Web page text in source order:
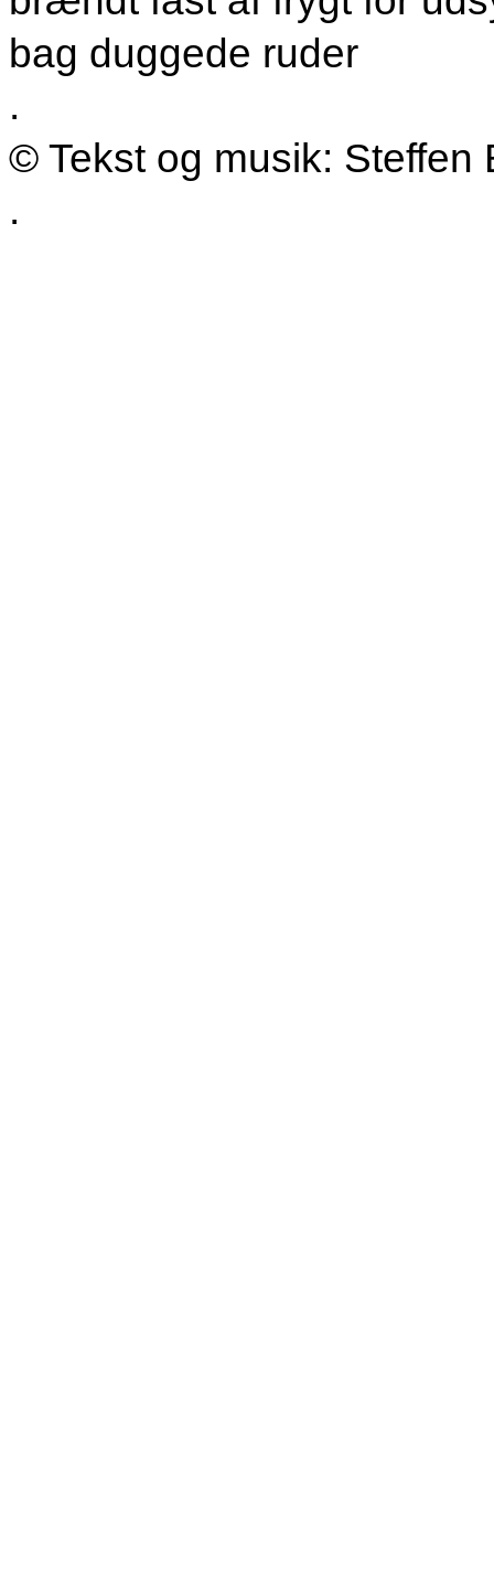
bag duggede ruder
.
© Tekst og musik: Steffen
.